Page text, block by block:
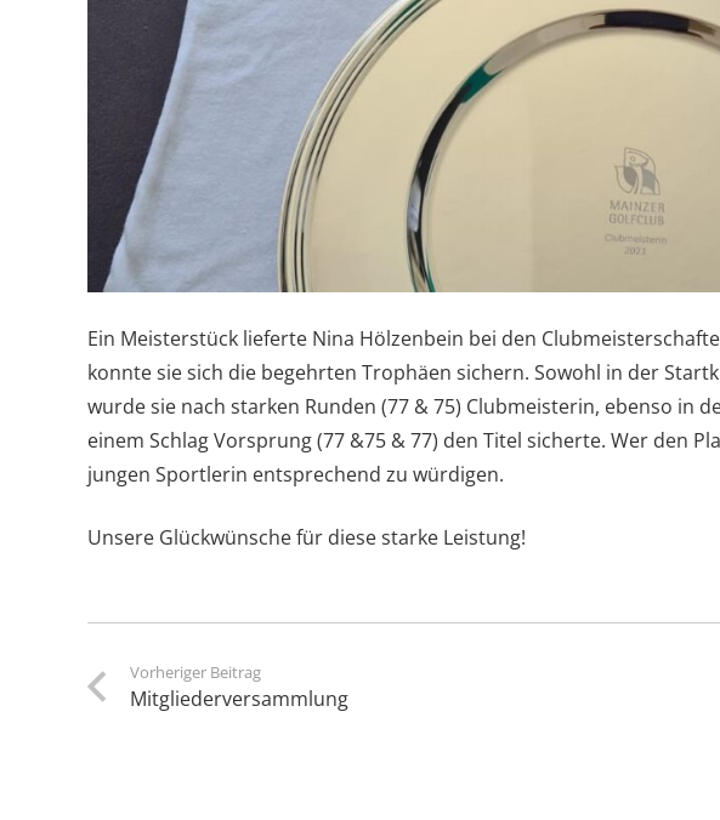
Ein Meisterstück lieferte Nina Hölzenbein bei den
konnte sie sich die begehrten Trophäen sichern. Sowohl in der
wurde sie nach starken Runden (77 & 75) Clubmeisterin, ebenso in
einem Schlag Vorsprung (77 &75 & 77) den Titel sicherte. Wer den
jungen Sportlerin entsprechend zu würdigen.
Unsere Glückwünsche für diese starke Leistung!
Vorheriger Beitrag
Mitgliederversammlung